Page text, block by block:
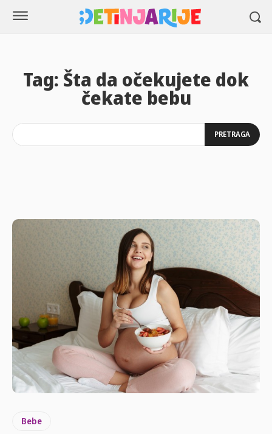
Tag: Šta da očekujete dok
čekate bebu
PRETRAGA
Bebe